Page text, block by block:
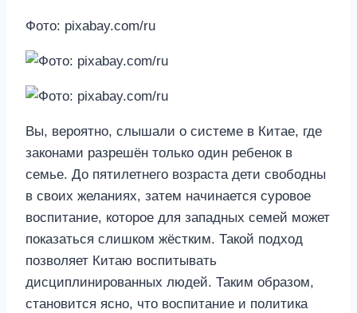
Фото: pixabay.com/ru
Вы, вероятно, слышали о системе в Китае, где
законами разрешён только один ребенок в
семье. До пятилетнего возраста дети свободны
в своих желаниях, затем начинается суровое
воспитание, которое для западных семей может
показаться слишком жёстким. Такой подход
позволяет Китаю воспитывать
дисциплинированных людей. Таким образом,
становится ясно, что воспитание и политика